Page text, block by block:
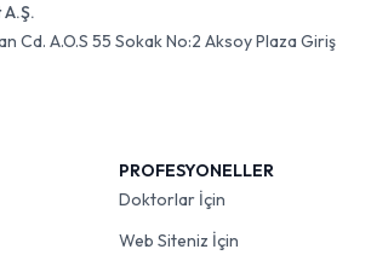
Cd. A.O.S 55 Sokak No:2 Aksoy Plaza Giriş
PROFESYONELLER
Doktorlar İçin
Web Siteniz İçin